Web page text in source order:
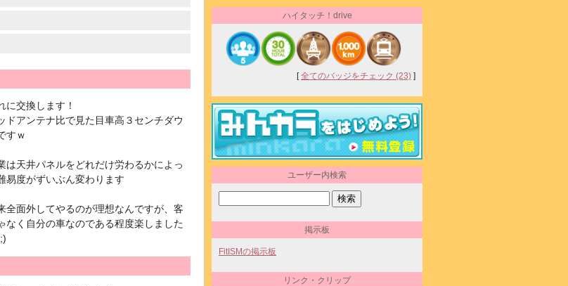
に交換します！
ドアンテナ比で見た目車高３センチダウ
すｗ
は天井パネルをどれだけ労わるかによっ
易度がずいぶん変わります
全面外してやるのが理想なんですが、客
なく自分の車なのである程度楽しました
ハイタッチ！drive
[全てのバッジをチェック (23) ]
ユーザー内検索
掲示板
FitISMの掲示板
リンク・クリップ